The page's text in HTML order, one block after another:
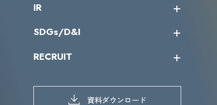
パートナー企業一覧
カテゴリー別サービス一覧
IR
IRカレンダー
IRライブラリー
SDGs/D&I
当グループのマテリアリティ
SDGs推進体制
D&Iの取り組み
RECRUIT
募集職種一覧
メッセージ
資料ダウンロード